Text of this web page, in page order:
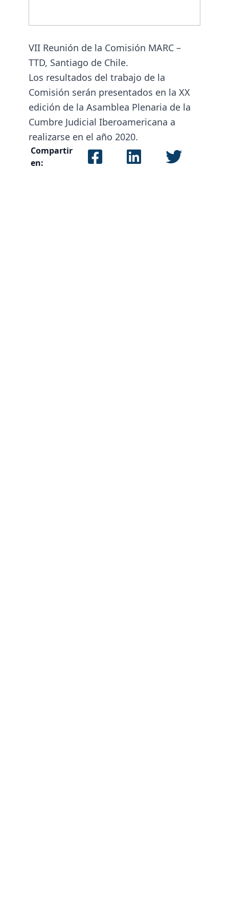
VII Reunión de la Comisión MARC –
TTD, Santiago de Chile.
Los resultados del trabajo de la
Comisión serán presentados en la XX
edición de la Asamblea Plenaria de la
Cumbre Judicial Iberoamericana a
realizarse en el año 2020.
Compartir
en: